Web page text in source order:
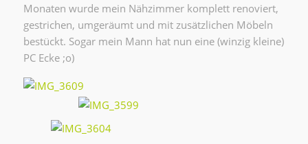
Monaten wurde mein Nähzimmer komplett renoviert,
gestrichen, umgeräumt und mit zusätzlichen Möbeln
bestückt. Sogar mein Mann hat nun eine (winzig kleine)
PC Ecke ;o)